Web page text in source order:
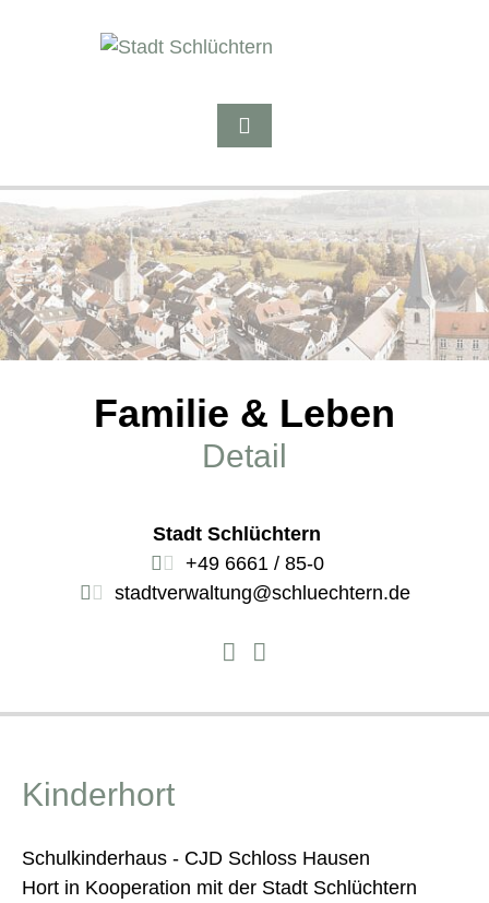
Familie & Leben
Detail
Stadt Schlüchtern
+49 6661 / 85-0
stadtverwaltung@schluechtern.de
Kinderhort
Schulkinderhaus - CJD Schloss Hausen
Hort in Kooperation mit der Stadt Schlüchtern